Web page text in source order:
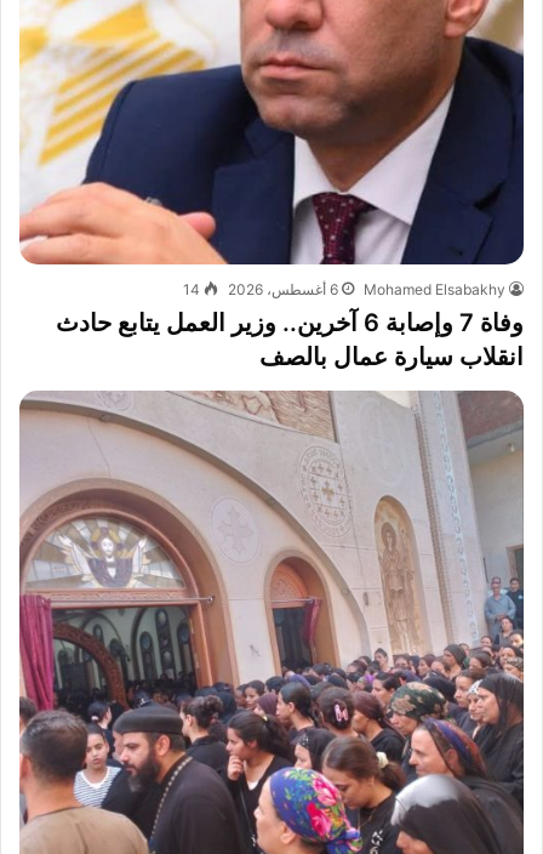
Mohamed Elsabakhy 6 أغسطس، 2026 14
وفاة 7 وإصابة 6 آخرين.. وزير العمل يتابع حادث
انقلاب سيارة عمال بالصف